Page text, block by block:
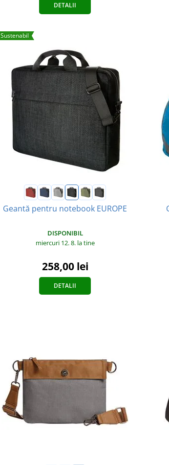
DETALII
Sustenabil
Geantă pentru notebook EUROPE
DISPONIBIL
miercuri 12. 8. la tine
258,00 lei
DETALII